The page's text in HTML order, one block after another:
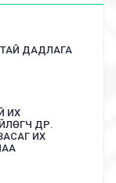
ДАДЛАГА
ИХ
ДР.
ИХ